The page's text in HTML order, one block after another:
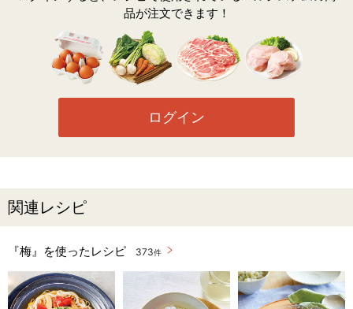
品が注文できます！
ログイン
関連レシピ
『梅』を使ったレシピ 373件